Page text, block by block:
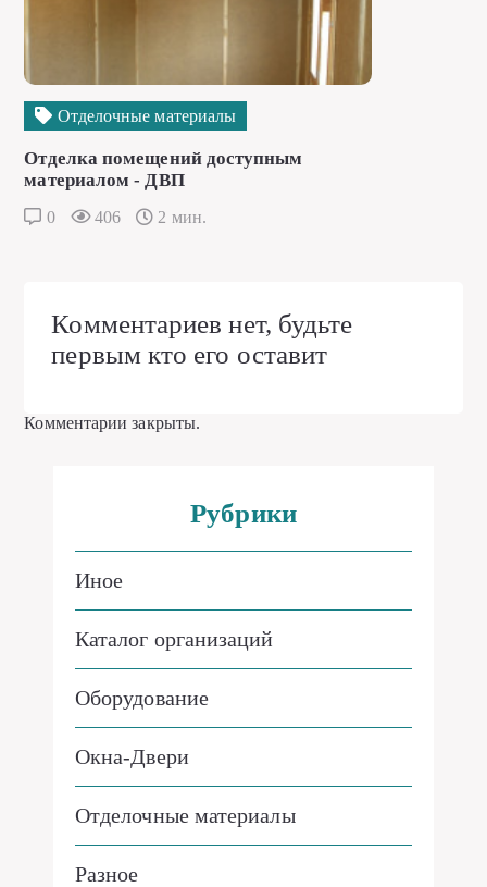
Отделочные материалы
Отделка помещений доступным
материалом - ДВП
0 406 2 мин.
Комментариев нет, будьте
первым кто его оставит
Комментарии закрыты.
Рубрики
Иное
Каталог организаций
Оборудование
Окна-Двери
Отделочные материалы
Разное